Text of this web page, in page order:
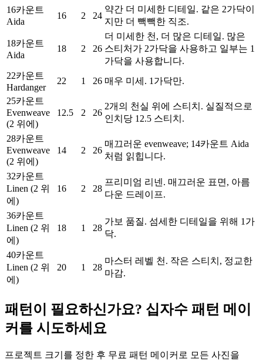
16카운트
Aida
16 2 24
약간 더 미세한 디테일. 같은 2가닥이
지만 더 빽빽한 직조.
18카운트
Aida
18 2 26
더 미세한 천, 더 많은 디테일. 많은
스티처가 2가닥을 사용하고 일부는 1
가닥을 사용합니다.
22카운트
Hardanger
22 1 26 매우 미세. 1가닥만.
25카운트
Evenweave
(2 위에)
12.5 2 26
2개의 천실 위에 스티치. 실질적으로
인치당 12.5 스티치.
28카운트
Evenweave
(2 위에)
14 2 26
매끄러운 evenweave; 14카운트 Aida
처럼 읽힙니다.
32카운트
Linen (2 위
에)
16 2 28
프리미엄 리넨. 매끄러운 표면, 아름
다운 드레이프.
36카운트
Linen (2 위
에)
18 1 28
가보 품질. 섬세한 디테일을 위해 1가
닥.
40카운트
Linen (2 위
에)
20 1 28
마스터 레벨 천. 작은 스티치, 정교한
마감.
패턴이 필요하신가요? 십자수 패턴 메이
커를 시도하세요
프로젝트 크기를 정한 후 무료 패턴 메이커로 모든 사진을